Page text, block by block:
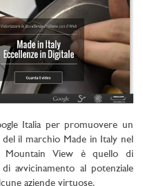
Italia per promuovere un
del il marchio Made in Italy nel
Mountain View è quello di
avvicinamento al potenziale
aziende virtuose.